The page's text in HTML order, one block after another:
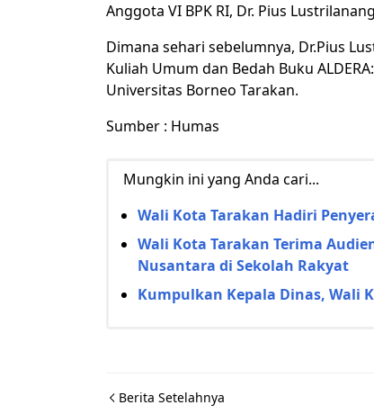
Anggota VI BPK RI, Dr. Pius
Dimana sehari sebelumnya, Dr.Pius
Kuliah Umum dan Bedah Buku
Universitas Borneo Tarakan.
Sumber : Humas
Mungkin ini yang Anda cari...
Wali Kota Tarakan Hadiri
Wali Kota Tarakan Terima
Nusantara di Sekolah Rakyat
Kumpulkan Kepala Dinas, Wali
Berita Setelahnya